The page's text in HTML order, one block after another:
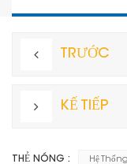
TRƯỚC
KẾ TIẾP
THẺ NÓNG : Hệ